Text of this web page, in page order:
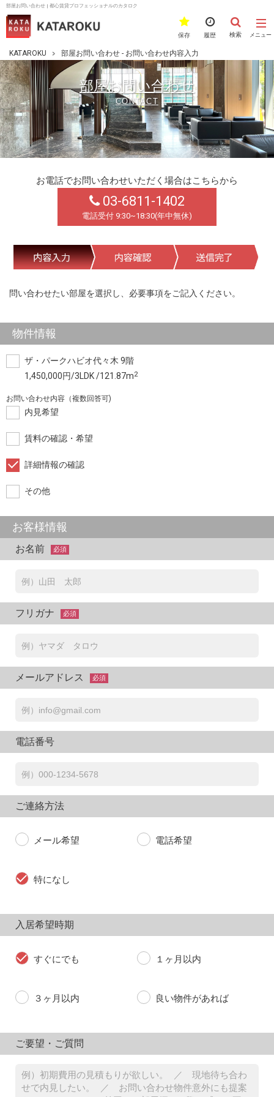
部屋お問い合わせ | 都心賃貸プロフェッショナルのカタロク
メニュー
検索
履歴
保存
KATAROKU 部屋お問い合わせ - お問い合わせ内容入力
部屋お問い合わせ
CONTACT
お電話でお問い合わせいただく場合はこちらから
03-6811-1402
電話受付 9:30~18:30(年中無休)
問い合わせたい部屋を選択し、必要事項をご記入ください。
物件情報
ザ・パークハビオ代々木 9階
1,450,000円/3LDK /121.87m2
お問い合わせ内容（複数回答可)
内見希望
賃料の確認・希望
詳細情報の確認
その他
お客様情報
お名前 必須
フリガナ 必須
メールアドレス 必須
電話番号
ご連絡方法
メール希望 電話希望
特になし
入居希望時期
すぐにでも １ヶ月以内
３ヶ月以内 良い物件があれば
ご要望・ご質問